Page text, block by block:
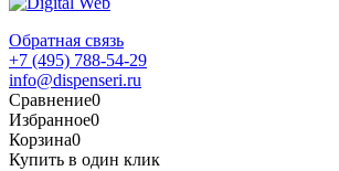
Обратная связь
+7 (495) 788-54-29
info@dispenseri.ru
Сравнение0
Избранное0
Корзина0
Купить в один клик